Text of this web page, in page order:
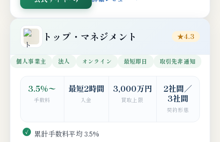
トップ・マネジメント ★4.3
個人事業主 法人 オンライン 最短即日 取引先非通知
3.5%〜
手数料
最短2時間
入金
3,000万円
買取上限
2社間／
3社間
契約形態
累計手数料平均 3.5%